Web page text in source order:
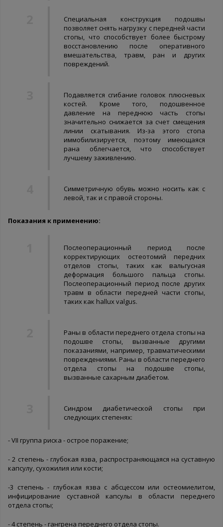
Специальная конструкция подошвы
позволяет снять нагрузку с передней части
стопы, что способствует более быстрому
восстановлению после оперативного
вмешательства, травм, ран и других
повреждений.
Подавляется сгибание головок плюсневых
костей. Кроме того, подошвенное
давление на переднюю часть стопы
значительно снижается за счет смещения
линии скатывания. Из-за этого стопа
иммобилизируется, поэтому имеющаяся
рана облегчается, что способствует
лучшему заживлению.
Симметричную обувь можно носить как с
левой, так и с правой стороны.
Показания к применению:
Послеоперационный период после
корректирующих остеотомий передних
отделов стопы, таких как вальгусная
деформация большого пальца стопы.
Послеоперационный период после других
травм в области передней части стопы,
таких как hallux valgus.
Раны в области переднего отдела стопы на
подошве стопы, вызванные другими
показаниями, например, травматическими
повреждениями. Раны в области переднего
отдела стопы на подошве стопы,
вызванные сахарным диабетом.
Синдром диабетической стопы при
следующих степенях:
- VII группа риска - острое поражение;
- 2 степень - глубокая язва, распространяющаяся на суставную
капсулу, сухожилия или кости;
-3 степень - глубокая язва с абсцессом или остеомиелитом,
инфицирование суставной капсулы в области переднего
отдела стопы;
- 4 степень - гангрена переднего отдела стопы.